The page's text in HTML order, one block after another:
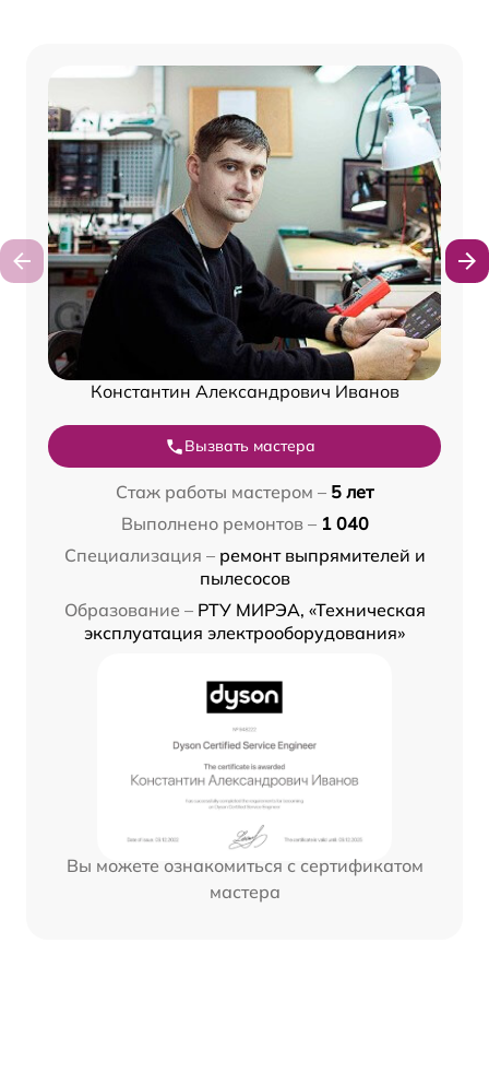
Константин Александрович Иванов
Вызвать мастера
Стаж работы мастером – 5 лет
Выполнено ремонтов – 1 040
Специализация – ремонт выпрямителей и
пылесосов
Образование – РТУ МИРЭА, «Техническая
эксплуатация электрооборудования»
Вы можете ознакомиться с сертификатом
мастера